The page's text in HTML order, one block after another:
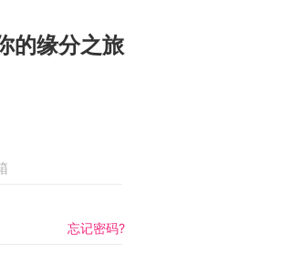
的缘分之旅
忘记密码?